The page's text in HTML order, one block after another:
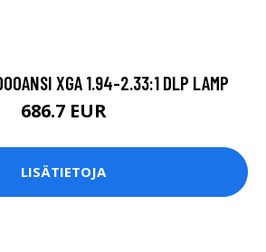
XGA 1.94-2.33:1 DLP LAMP
686.7 EUR
LISÄTIETOJA